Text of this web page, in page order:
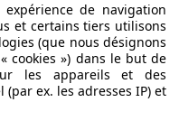
de navigation
et certains tiers utilisons
(que nous désignons
cookies ») dans le but de
les appareils et des
ex. les adresses IP) et